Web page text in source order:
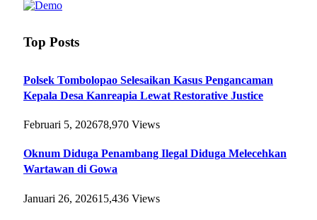
Top Posts
Polsek Tombolopao Selesaikan Kasus Pengancaman
Kepala Desa Kanreapia Lewat Restorative Justice
Februari 5, 202678,970 Views
Oknum Diduga Penambang Ilegal Diduga Melecehkan
Wartawan di Gowa
Januari 26, 202615,436 Views